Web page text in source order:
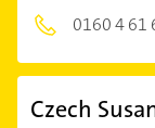
0160 4 61
Czech